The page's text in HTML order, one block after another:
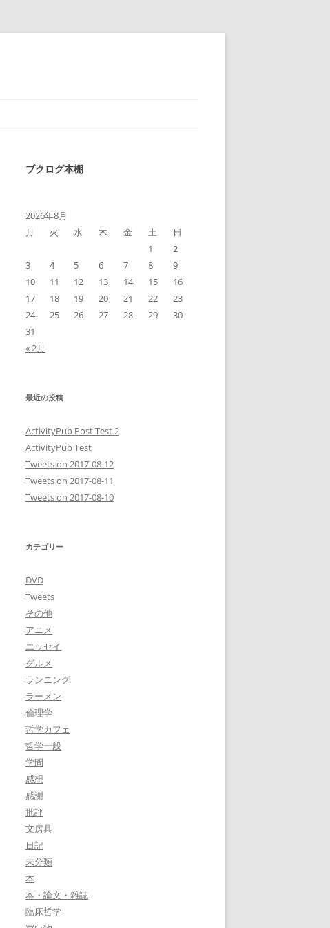
ブクログ本棚
2026年8月
月
火 水 木 金 土
日
1
2
3
4 5 6 7 8
9
10
11 12 13 14 15
16
17
18 19 20 21 22
23
24
25 26 27 28 29
30
31
« 2月
最近の投稿
ActivityPub Post Test 2
ActivityPub Test
Tweets on 2017-08-12
Tweets on 2017-08-11
Tweets on 2017-08-10
カテゴリー
DVD
Tweets
その他
アニメ
エッセイ
グルメ
ランニング
ラーメン
倫理学
哲学カフェ
哲学一般
学問
感想
感謝
批評
文房具
日記
未分類
本
本・論文・雑誌
臨床哲学